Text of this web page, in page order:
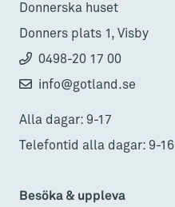
Donnerska huset
Donners plats 1, Visby
0498-20 17 00
info@gotland.se
Alla dagar: 9-17
Telefontid alla dagar: 9-16
Besöka & uppleva